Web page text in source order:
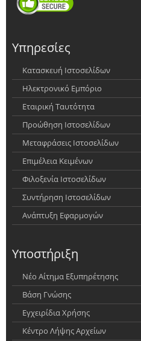
Υπηρεσίες
Κατασκευή Ιστοσελίδων
Ηλεκτρονικό Εμπόριο
Εταιρική Ταυτότητα
Προώθηση Ιστοσελίδων
Μεταφράσεις Ιστοσελίδων
Επιμέλεια Κειμένων
Φιλοξενία Ιστοσελίδων
Συντήρηση Ιστοσελίδων
Ανάπτυξη Εφαρμογών
Υποστήριξη
Νέο Αίτημα Εξυπηρέτησης
Βάση Γνώσης
Εγχειρίδια Χρήσης
Κέντρο Λήψης Αρχείων